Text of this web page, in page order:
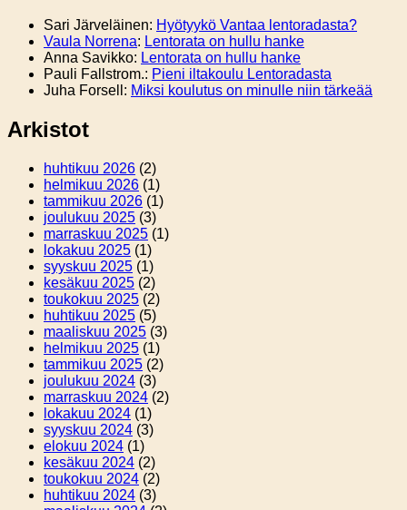
Sari Järveläinen: Hyötyykö Vantaa lentoradasta?
Vaula Norrena: Lentorata on hullu hanke
Anna Savikko: Lentorata on hullu hanke
Pauli Fallstrom.: Pieni iltakoulu Lentoradasta
Juha Forsell : Miksi koulutus on minulle niin tärkeää
Arkistot
huhtikuu 2026 (2)
helmikuu 2026 (1)
tammikuu 2026 (1)
joulukuu 2025 (3)
marraskuu 2025 (1)
lokakuu 2025 (1)
syyskuu 2025 (1)
kesäkuu 2025 (2)
toukokuu 2025 (2)
huhtikuu 2025 (5)
maaliskuu 2025 (3)
helmikuu 2025 (1)
tammikuu 2025 (2)
joulukuu 2024 (3)
marraskuu 2024 (2)
lokakuu 2024 (1)
syyskuu 2024 (3)
elokuu 2024 (1)
kesäkuu 2024 (2)
toukokuu 2024 (2)
huhtikuu 2024 (3)